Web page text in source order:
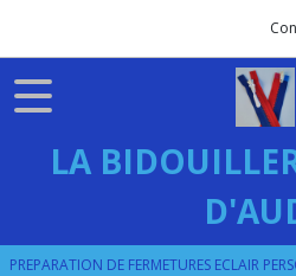
LA
PREPARATION DE FERMETURES ECLAIR